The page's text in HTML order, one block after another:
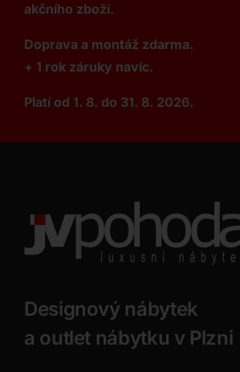
akčního zboží.
Doprava a montáž zdarma.
+ 1 rok záruky navíc.
Platí od 1. 8. do 31. 8. 2026.
Designový nábytek
a outlet nábytku v Plzni